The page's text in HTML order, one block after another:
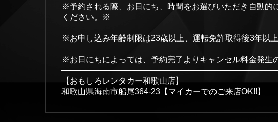
※予約される際、お日にち、時間をお選びいただき自動的
ください。※
※お申し込み年齢制限は23歳以上、運転免許取得後3年以
※お日にちによっては、予約完了よりキャンセル料金発
【おもしろレンタカー和歌山店】
和歌山県海南市船尾364-23【マイカーでのご来店OK!!】